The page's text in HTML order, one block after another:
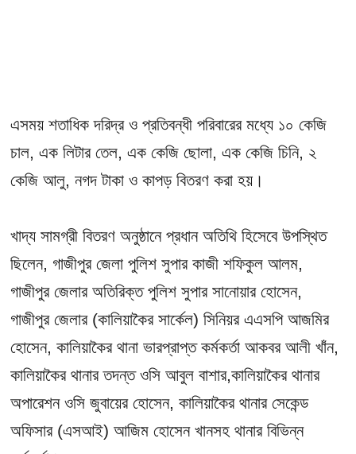
এসময় শতাধিক দরিদ্র ও প্রতিবন্ধী পরিবারের মধ্যে ১০ কেজি
চাল, এক লিটার তেল, এক কেজি ছোলা, এক কেজি চিনি, ২
কেজি আলু, নগদ টাকা ও কাপড় বিতরণ করা হয়।
খাদ্য সামগ্রী বিতরণ অনুষ্ঠানে প্রধান অতিথি হিসেবে উপস্থিত
ছিলেন, গাজীপুর জেলা পুলিশ সুপার কাজী শফিকুল আলম,
গাজীপুর জেলার অতিরিক্ত পুলিশ সুপার সানোয়ার হোসেন,
গাজীপুর জেলার (কালিয়াকৈর সার্কেল) সিনিয়র এএসপি আজমির
হোসেন, কালিয়াকৈর থানা ভারপ্রাপ্ত কর্মকর্তা আকবর আলী খাঁন,
কালিয়াকৈর থানার তদন্ত ওসি আবুল বাশার,কালিয়াকৈর থানার
অপারেশন ওসি জুবায়ের হোসেন, কালিয়াকৈর থানার সেকেন্ড
অফিসার (এসআই) আজিম হোসেন খানসহ থানার বিভিন্ন